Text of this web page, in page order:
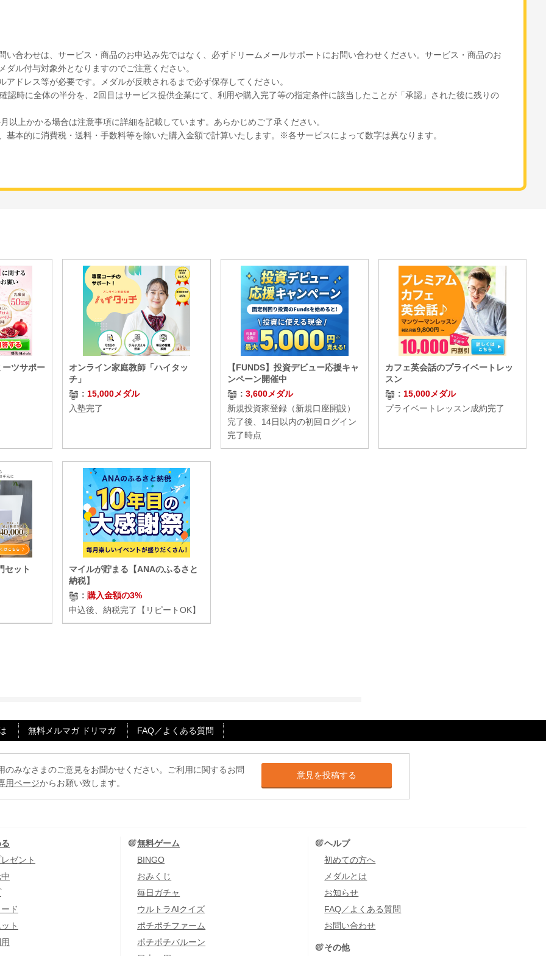
合わせは、サービス・商品のお申込み先ではなく、必ずドリームメールサポートにお問い合わせください。サービス・商品のお
ル付与対象外となりますのでご注意ください。
ドレス等が必要です。メダルが反映されるまで必ず保存してください。
認時に全体の半分を、2回目はサービス提供企業にて、利用や購入完了等の指定条件に該当したことが「承認」された後に残りの
上かかる場合は注意事項に詳細を記載しています。あらかじめご了承ください。
本的に消費税・送料・手数料等を除いた購入金額で計算いたします。※各サービスによって数字は異なります。
ツサポー
オンライン家庭教師「ハイタッ
チ」
15,000メダル
入塾完了
【FUNDS】投資デビュー応援キャ
ンペーン開催中
3,600メダル
新規投資家登録（新規口座開設）
完了後、14日以内の初回ログイン
完了時点
カフェ英会話のプライベートレッ
スン
15,000メダル
プライベートレッスン成約完了
セット
マイルが貯まる【ANAのふるさと
納税】
購入金額の3%
申込後、納税完了【リピートOK】
無料メルマガ ドリマガ FAQ／よくある質問
のみなさまのご意見をお聞かせください。ご利用に関するお問
用ページからお願い致します。
意見を投稿する
ゼント
ド
ト
無料ゲーム
BINGO
おみくじ
毎日ガチャ
ウルトラAIクイズ
ポチポチファーム
ポチポチバルーン
ヘルプ
初めての方へ
メダルとは
お知らせ
FAQ／よくある質問
お問い合わせ
その他